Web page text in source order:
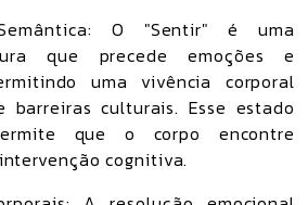
O "Sentir" é uma
que precede emoções e
uma vivência corporal
barreiras culturais. Esse estado
que o corpo encontre
cognitiva.